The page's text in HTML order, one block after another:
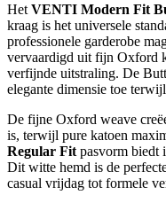
Het VENTI Modern Fit
kraag is het universele
professionele garderobe
vervaardigd uit fijn Oxford
verfijnde uitstraling. De
elegante dimensie toe
De fijne Oxford weave
is, terwijl pure katoen
Regular Fit pasvorm biedt
Dit witte hemd is de
casual vrijdag tot formele